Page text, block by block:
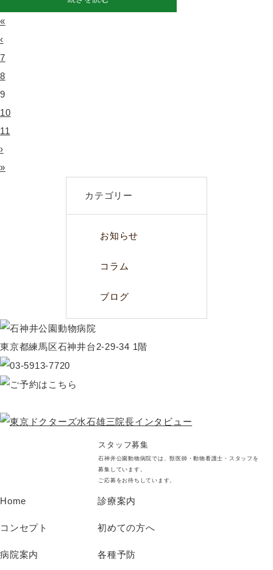
«
‹
7
8
9
10
11
›
»
カテゴリー
お知らせ
コラム
ブログ
東京都練馬区石神井台2-29-34 1階
スタッフ募集
石神井公園動物病院では、獣医師・動物看護士・スタッフを
募集しています。
ご応募をお待ちしています。
Home
コンセプト
病院案内
診療案内
初めての方へ
各種予防